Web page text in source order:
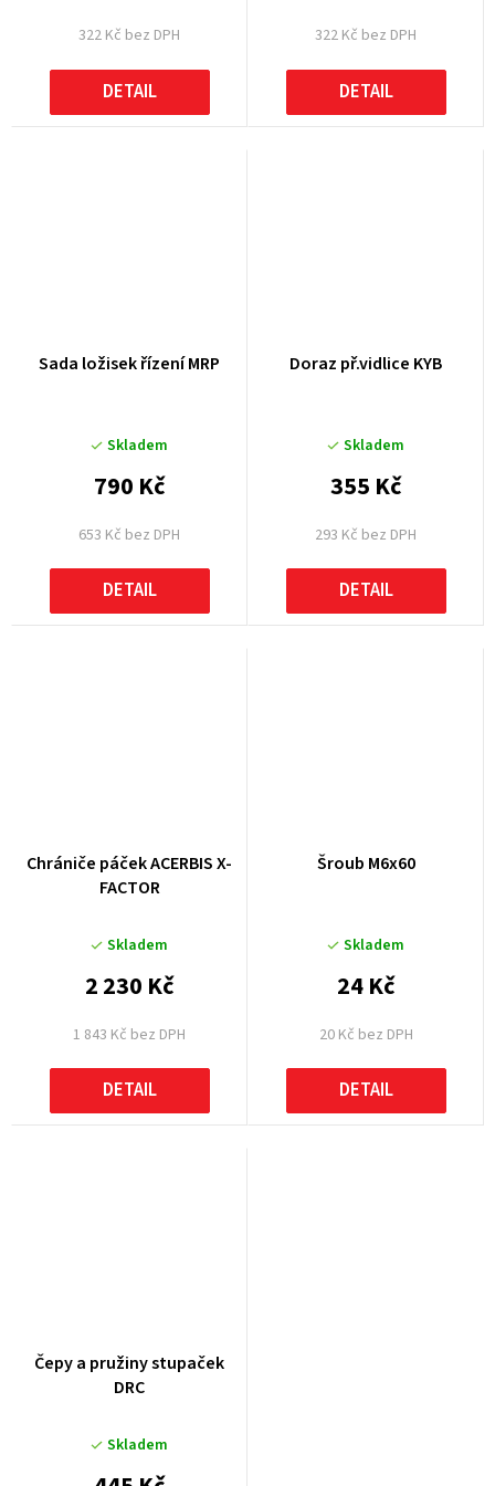
322 Kč bez DPH
DETAIL
322 Kč bez DPH
DETAIL
Sada ložisek řízení MRP
Skladem
653 Kč bez DPH
790 Kč
DETAIL
Doraz př.vidlice KYB
Skladem
293 Kč bez DPH
355 Kč
DETAIL
Chrániče páček ACERBIS X-
FACTOR
Skladem
1 843 Kč bez DPH
2 230 Kč
DETAIL
Šroub M6x60
Skladem
20 Kč bez DPH
24 Kč
DETAIL
Čepy a pružiny stupaček
DRC
Skladem